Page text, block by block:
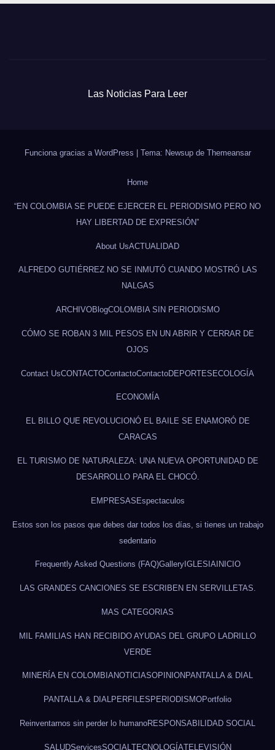
Las Noticias Para Leer
Funciona gracias a WordPress | Tema: Newsup de Themeansar
Home
“EN COLOMBIA SE PUEDE EJERCER EL PERIODISMO PERO NO
HAY LIBERTAD DE EXPRESIÓN”
About UsACTUALIDAD
ALFREDO GUTIÉRREZ NO SE INMUTÓ CUANDO MOSTRÓ LAS
NALGAS
ARCHIVOBlogCOLOMBIA SIN PERIODISMO
CÓMO SE ROBAN 3 MIL PESOS EN UN ABRIR Y CERRAR DE
OJOS
Contact UsCONTACTOContactoContactoDEPORTESECOLOGÍA
ECONOMÍA
EL BILLO QUE REVOLUCIONÓ EL BAILE SE ENAMORÓ DE
CARACAS
EL TURISMO DE NATURALEZA: UNA NUEVA OPORTUNIDAD DE
DESARROLLO PARA EL CHOCÓ.
EMPRESAS Espectaculos
Estos son los pasos que debes dar todos los días, si tienes un trabajo
sedentario
Frequently Asked Questions (FAQ)GalleryIGLESIAINICIO
LAS GRANDES CANCIONES SE ESCRIBEN EN SERVILLETAS.
MAS CATEGORIAS
MIL FAMILIAS HAN RECIBIDO AYUDAS DEL GRUPO LADRILLO
VERDE
MINERÍA EN COLOMBIANOTICIASOPINION PANTALLA & DIAL
PANTALLA & DIALPERFILES PERIODISMOPortfolio
Reinventarnos sin perder lo humanoRESPONSABILIDAD SOCIAL
SALUDServicesSOCIAL TECNOLOGÍATELEVISIÓN